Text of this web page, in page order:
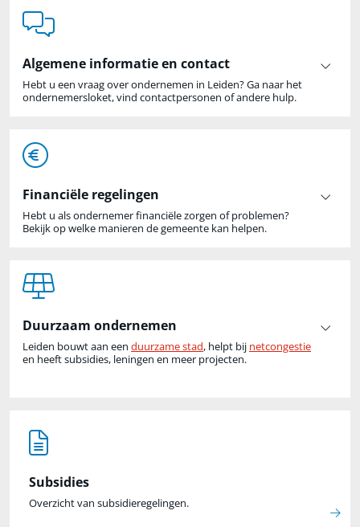
Algemene informatie en contact
Hebt u een vraag over ondernemen in Leiden? Ga naar het
ondernemersloket, vind contactpersonen of andere hulp.
Financiële regelingen
Hebt u als ondernemer financiële zorgen of problemen?
Bekijk op welke manieren de gemeente kan helpen.
Duurzaam ondernemen
Leiden bouwt aan een duurzame stad, helpt bij netcongestie
en heeft subsidies, leningen en meer projecten.
Subsidies
Overzicht van subsidieregelingen.